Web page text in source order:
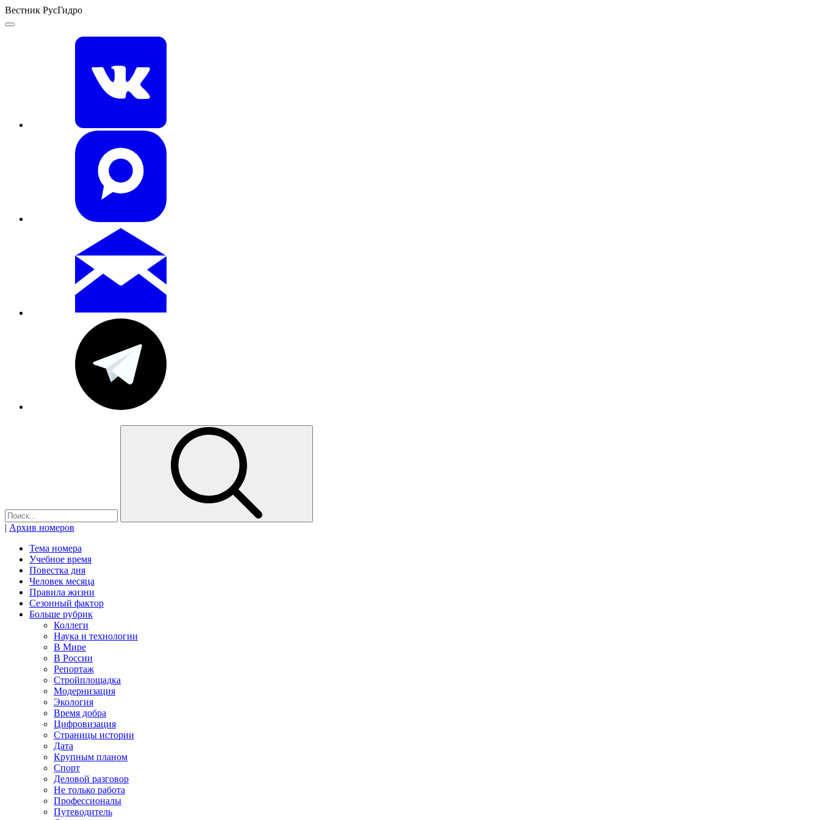
Вестник РусГидро
| Архив номеров
Тема номера
Учебное время
Повестка дня
Человек месяца
Правила жизни
Сезонный фактор
Больше рубрик
Коллеги
Наука и технологии
В Мире
В России
Репортаж
Стройплощадка
Модернизация
Экология
Время добра
Цифровизация
Страницы истории
Дата
Крупным планом
Спорт
Деловой разговор
Не только работа
Профессионалы
Путеводитель